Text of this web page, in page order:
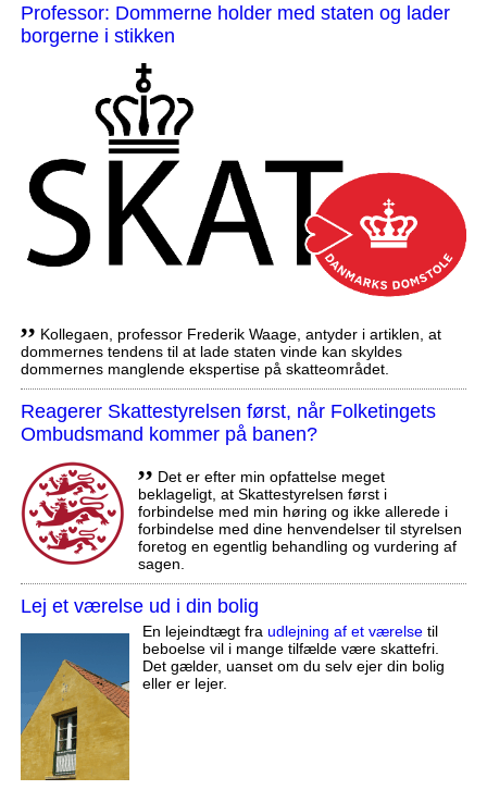
Professor: Dommerne holder med staten og lader
borgerne i stikken
,, Kollegaen, professor Frederik Waage, antyder i artiklen, at
dommernes tendens til at lade staten vinde kan skyldes
dommernes manglende ekspertise på skatteområdet.
Reagerer Skattestyrelsen først, når Folketingets
Ombudsmand kommer på banen?
,, Det er efter min opfattelse meget
beklageligt, at Skattestyrelsen først i
forbindelse med min høring og ikke allerede i
forbindelse med dine henvendelser til styrelsen
foretog en egentlig behandling og vurdering af
sagen.
Lej et værelse ud i din bolig
En lejeindtægt fra udlejning af et værelsetil
beboelse vil i mange tilfælde være skattefri.
Det gælder, uanset om du selv ejer din bolig
eller er lejer.